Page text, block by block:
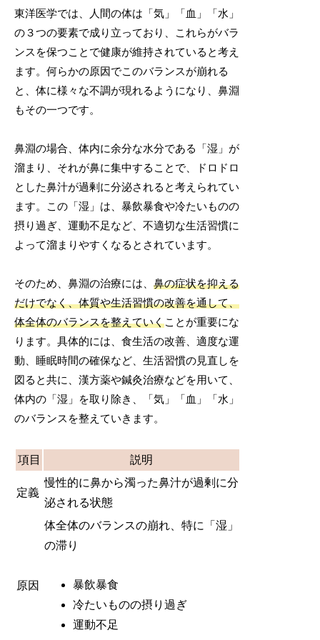
東洋医学では、人間の体は「気」「血」「水」
の３つの要素で成り立っており、これらがバラ
ンスを保つことで健康が維持されていると考え
ます。何らかの原因でこのバランスが崩れる
と、体に様々な不調が現れるようになり、鼻淵
もその一つです。
鼻淵の場合、体内に余分な水分である「湿」が
溜まり、それが鼻に集中することで、ドロドロ
とした鼻汁が過剰に分泌されると考えられてい
ます。この「湿」は、暴飲暴食や冷たいものの
摂り過ぎ、運動不足など、不適切な生活習慣に
よって溜まりやすくなるとされています。
そのため、鼻淵の治療には、鼻の症状を抑える
だけでなく、体質や生活習慣の改善を通して、
体全体のバランスを整えていくことが重要にな
ります。具体的には、食生活の改善、適度な運
動、睡眠時間の確保など、生活習慣の見直しを
図ると共に、漢方薬や鍼灸治療などを用いて、
体内の「湿」を取り除き、「気」「血」「水」
のバランスを整えていきます。
項目 説明
定義
慢性的に鼻から濁った鼻汁が過剰に分
泌される状態
原因
体全体のバランスの崩れ、特に「湿」
の滞り
暴飲暴食
冷たいものの摂り過ぎ
運動不足